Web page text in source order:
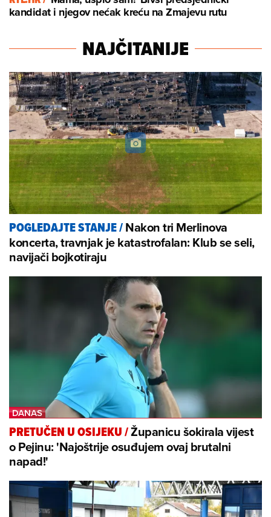
kandidat i njegov nećak kreću na Zmajevu rutu
NAJČITANIJE
POGLEDAJTE STANJE/Nakon tri Merlinova
koncerta, travnjak je katastrofalan: Klub se seli,
navijači bojkotiraju
PRETUČEN U OSIJEKU/Županicu šokirala vijest
o Pejinu: 'Najoštrije osuđujem ovaj brutalni
napad!'